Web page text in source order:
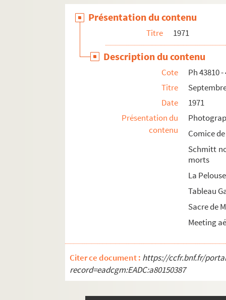
1985
Présentation du contenu
Titre 1971
Description du contenu
Cote
Ph 43810 -
Titre
Date
1971
Présentation du
contenu
Comice
Schmitt
morts
La
Tableau
Sacre de
Meeting
Citer ce document : https://ccfr.bnf.fr/
record=eadcgm:EADC:a80150387